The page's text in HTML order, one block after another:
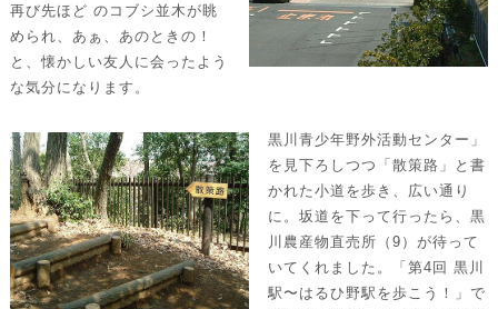
再び先ほど のコブシ並木が眺
められ、あぁ、あのときの！
と、懐かしい友人に会ったよう
な気分になります。
黒川青少年野外活動センター」
を見下ろしつつ「散策路」と書
かれた小道を歩き、広い通り
に。坂道を下って行ったら、黒
川農産物直売所（9）が待って
いてくれました。「第4回 黒川
駅〜はるひ野駅を歩こう！」で